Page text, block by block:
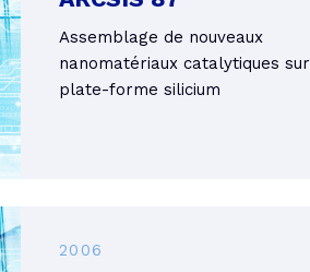
Assemblage de nouveaux
nanomatériaux catalytiques sur
plate-forme silicium
2006